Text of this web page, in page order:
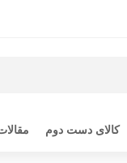
کالای دست دوم